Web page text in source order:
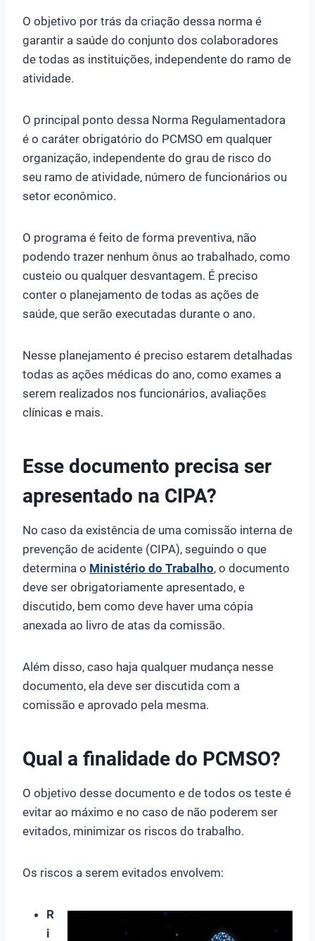
O objetivo por trás da criação dessa norma é
garantir a saúde do conjunto dos colaboradores
de todas as instituições, independente do ramo de
atividade.
O principal ponto dessa Norma Regulamentadora
é o caráter obrigatório do PCMSO em qualquer
organização, independente do grau de risco do
seu ramo de atividade, número de funcionários ou
setor econômico.
O programa é feito de forma preventiva, não
podendo trazer nenhum ônus ao trabalhado, como
custeio ou qualquer desvantagem. É preciso
conter o planejamento de todas as ações de
saúde, que serão executadas durante o ano.
Nesse planejamento é preciso estarem detalhadas
todas as ações médicas do ano, como exames a
serem realizados nos funcionários, avaliações
clínicas e mais.
Esse documento precisa ser
apresentado na CIPA?
No caso da existência de uma comissão interna de
prevenção de acidente (CIPA), seguindo o que
determina o Ministério do Trabalho, o documento
deve ser obrigatoriamente apresentado, e
discutido, bem como deve haver uma cópia
anexada ao livro de atas da comissão.
Além disso, caso haja qualquer mudança nesse
documento, ela deve ser discutida com a
comissão e aprovado pela mesma.
Qual a finalidade do PCMSO?
O objetivo desse documento e de todos os teste é
evitar ao máximo e no caso de não poderem ser
evitados, minimizar os riscos do trabalho.
Os riscos a serem evitados envolvem:
R
i